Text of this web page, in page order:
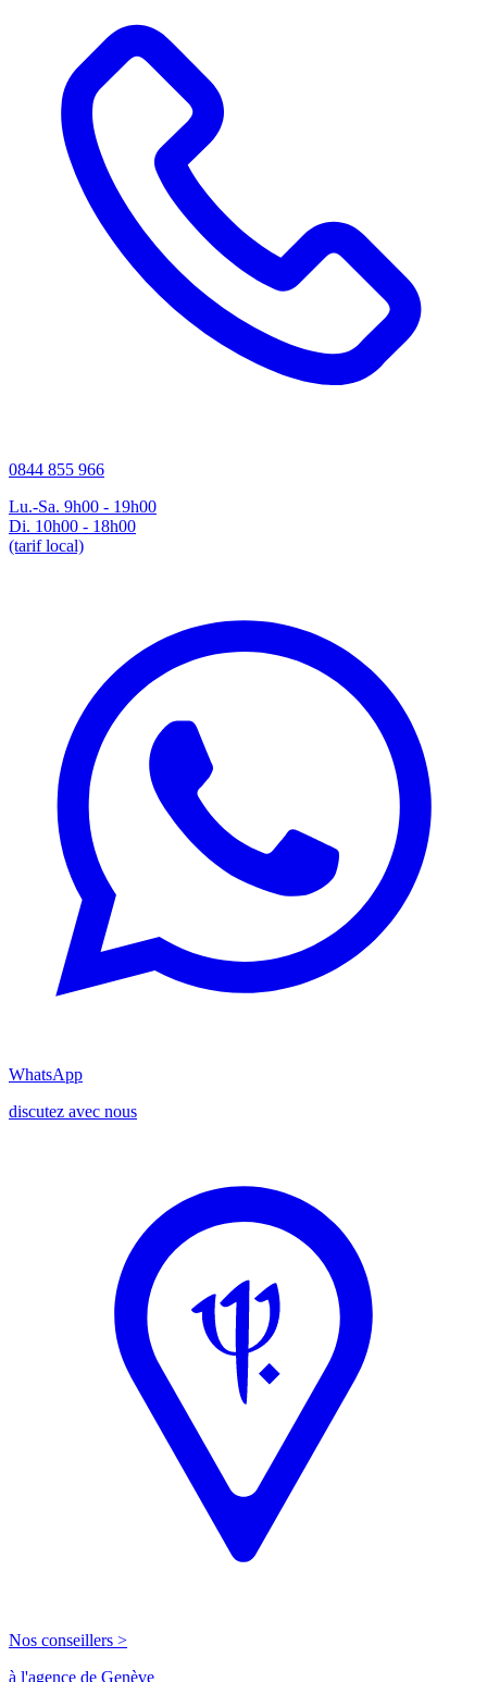
0844 855 966
Lu.-Sa. 9h00 - 19h00
Di. 10h00 - 18h00
(tarif local)
WhatsApp
discutez avec nous
Nos conseillers >
à l'agence de Genève